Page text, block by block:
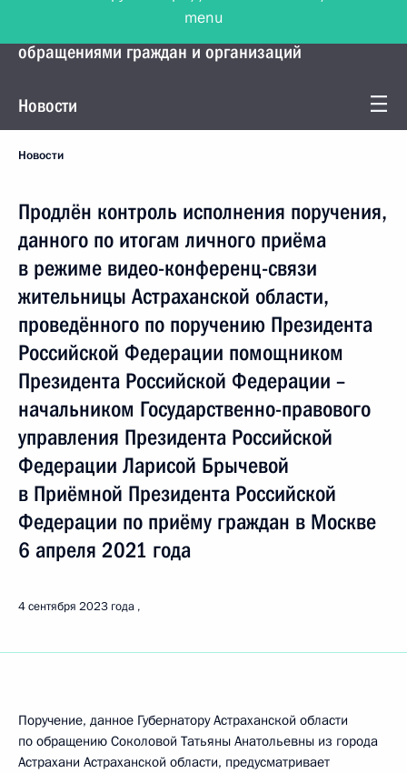
Управление Президента по работе с
обращениями граждан и организаций
Новости
Новости
Продлён контроль исполнения поручения,
данного по итогам личного приёма
в режиме видео-конференц-связи
жительницы Астраханской области,
проведённого по поручению Президента
Российской Федерации помощником
Президента Российской Федерации –
начальником Государственно-правового
управления Президента Российской
Федерации Ларисой Брычевой
в Приёмной Президента Российской
Федерации по приёму граждан в Москве
6 апреля 2021 года
4 сентября 2023 года
Поручение, данное Губернатору Астраханской области
по обращению Соколовой Татьяны Анатольевны из города
Астрахани Астраханской области, предусматривает